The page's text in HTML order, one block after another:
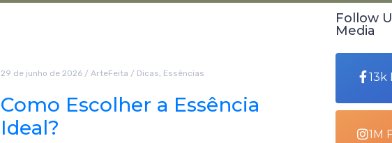
29 de junho de 2026 / ArteFeita / Dicas, Essências
Como Escolher a Essência
Ideal?
Follow
Media
13k
1M